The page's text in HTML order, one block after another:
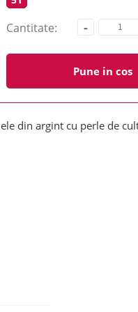
Cantitate: -
Pune in cos
din argint cu perle de